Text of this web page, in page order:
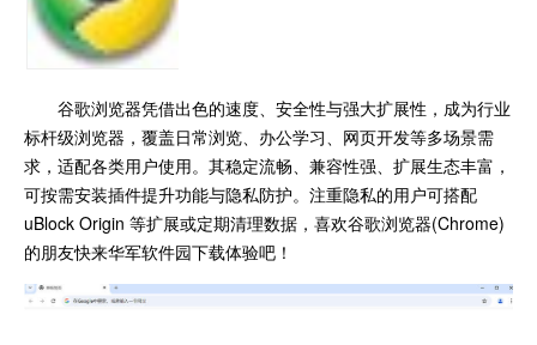
谷歌浏览器凭借出色的速度、安全性与强大扩展性，成为行业
标杆级浏览器，覆盖日常浏览、办公学习、网页开发等多场景需
求，适配各类用户使用。其稳定流畅、兼容性强、扩展生态丰富，
可按需安装插件提升功能与隐私防护。注重隐私的用户可搭配
uBlock Origin 等扩展或定期清理数据，喜欢谷歌浏览器(Chrome)
的朋友快来华军软件园下载体验吧！